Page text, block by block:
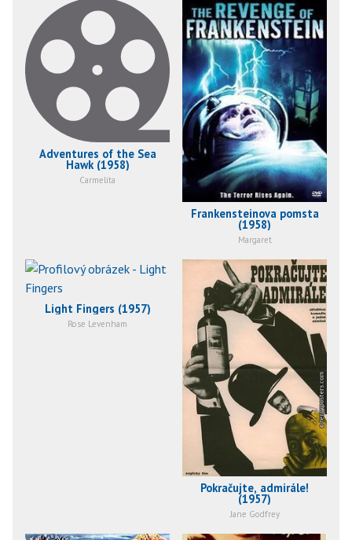
Adventures of the Sea
Hawk (1958)
Carmelita
Frankensteinova pomsta
(1958)
Margaret
Light Fingers (1957)
Rose Levenham
Pokračujte, admirále!
(1957)
Jane Godfrey